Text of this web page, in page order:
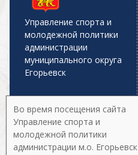
Управление спорта и
молодежной политики
администрации
муниципального округа
Егорьевск
Во время посещения сайта
Управление спорта и
молодежной политики
администрации м.о. Егорьевск